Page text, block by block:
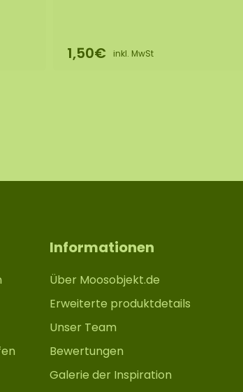
1,50€ inkl. MwSt
Informationen
Über Moosobjekt.de
Erweiterte produktdetails
Unser Team
Bewertungen
Galerie der Inspiration